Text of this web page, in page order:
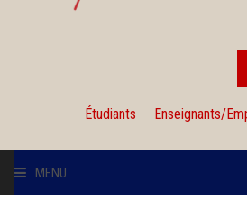
Étudiants Enseignants/
MENU